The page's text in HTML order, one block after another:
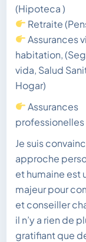
(Hipoteca )
Retraite
Assurances
habitation,
vida, Salud
Hogar)
Assurances
professionelles
Je suis
approche
et humaine est
majeur pour
et conseiller
il n’y a rien de
gratifiant que